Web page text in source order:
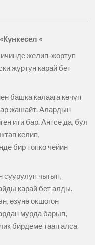
«
желип-жортуп
журтун карай бет
башка калаага көчүп
жашайт. Алардын
ити бар. Антсе да, бул
келип,
бир топко чейин
суурулуп чыгып,
карай бет алды.
өзүнө окшогон
мурда барып,
бирдеме таап алса